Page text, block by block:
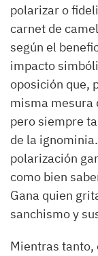
polarizar o
carnet de
según el
impacto
oposición que,
misma mesura
pero siempre
de la
polarización
como bien
Gana quien
sanchismo y
Mientras tanto,